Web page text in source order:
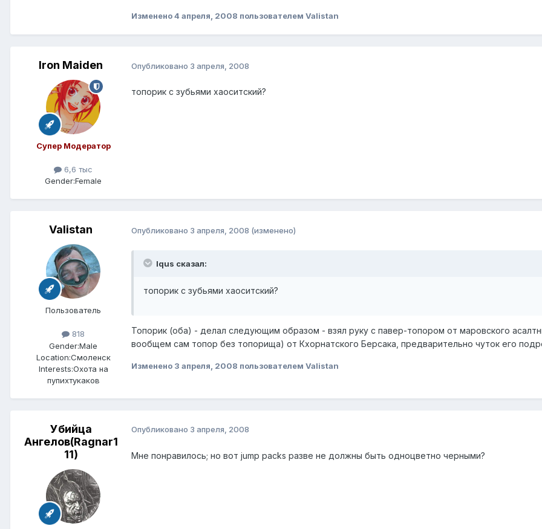
Изменено4 апреля, 2008 пользователем Valistan
Iron Maiden
Супер Модератор
6,6 тыс
Gender:Female
Опубликовано 3 апреля, 2008
топорик с зубьями хаоситский?
Valistan
Пользователь
818
Gender:Male
Location:Смоленск
Interests:Охота на
пупихтукаков
Опубликовано 3 апреля, 2008 (изменено)
Iqus сказал:
топорик с зубьями хаоситский?
Топорик (оба) - делал следующим образом - взял руку с павер-топором от маровского
вообщем сам топор без топорища) от Кхорнатского Берсака, предварительно чуток его
Изменено 3 апреля, 2008 пользователем Valistan
Убийца
Ангелов(Ragnar1
11)
Опубликовано 3 апреля, 2008
Мне понравилось; но вот jump packs разве не должны быть одноцветно черными?